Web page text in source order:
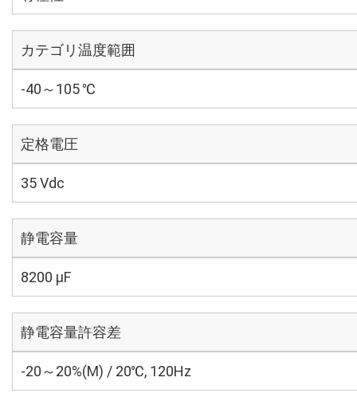
カテゴリ温度範囲
-40～105 ℃
定格電圧
35 Vdc
静電容量
8200 µF
静電容量許容差
-20～20%(M) / 20℃, 120Hz